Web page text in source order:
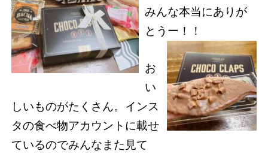
みんな本当にありが
とうー！！
お
い
しいものがたくさん。インス
タの食べ物アカウントに載せ
ているのでみんなまた見て